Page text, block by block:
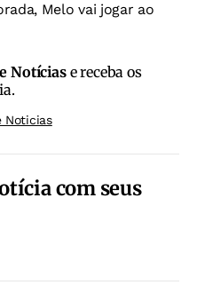
Melo vai jogar ao
Notíciase receba os
Noticias
com seus